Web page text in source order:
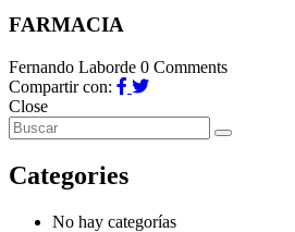
FARMACIA
Fernando Laborde 0 Comments
Compartir con:
Close
Categories
No hay categorías